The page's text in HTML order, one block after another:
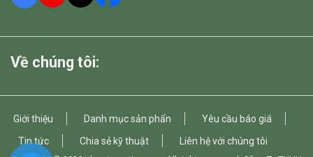
Về chúng tôi:
Giới thiệu Danh mục sản phẩn
Yêu cầu báo giá
Tin tức
Chia sẻ kỹ thuật Liên hệ với chúng tôi